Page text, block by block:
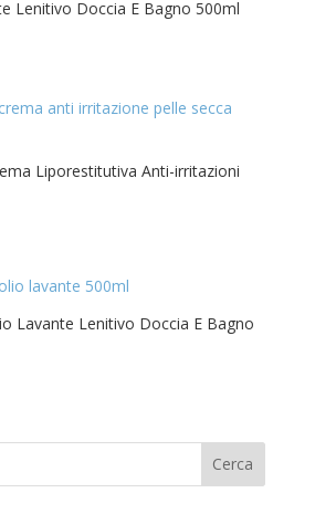
Lenitivo Doccia E Bagno 500ml
Liporestitutiva Anti-irritazioni
Lavante Lenitivo Doccia E Bagno